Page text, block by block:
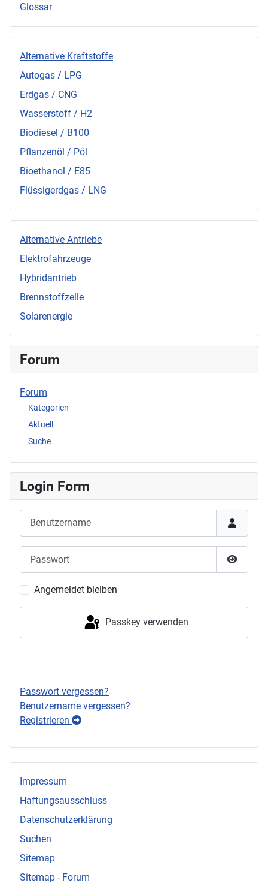
Glossar
Alternative Kraftstoffe
Autogas / LPG
Erdgas / CNG
Wasserstoff / H2
Biodiesel / B100
Pflanzenöl / Pöl
Bioethanol / E85
Flüssigerdgas / LNG
Alternative Antriebe
Elektrofahrzeuge
Hybridantrieb
Brennstoffzelle
Solarenergie
Forum
Forum
Kategorien
Aktuell
Suche
Login Form
Benutzername
Angemeldet bleiben
Passkey verwenden
Passwort vergessen?
Benutzername vergessen?
Registrieren
Impressum
Haftungsausschluss
Datenschutzerklärung
Suchen
Sitemap
Sitemap - Forum